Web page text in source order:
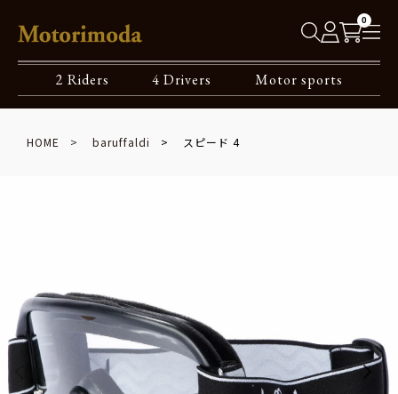
0
2 Riders 4 Drivers Motor sports
HOME baruffaldi スピード 4